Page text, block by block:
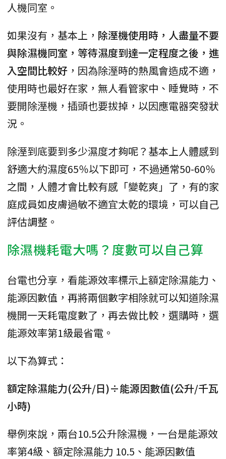
人機同室。
如果沒有，基本上， 除溼機使用時，人盡量不要
與除濕機同室，等待濕度到達一定程度之後，進
入空間比較好 ，因為除溼時的熱風會造成不適，
使用時也最好在家，無人看管家中、睡覺時，不
要開除溼機，插頭也要拔掉，以因應電器突發狀
況。
除溼到底要到多少濕度才夠呢？基本上人體感到
舒適大約濕度65％以下即可，不過通常50-60％
之間，人體才會比較有感「變乾爽」了，有的家
庭成員如皮膚過敏不適宜太乾的環境，可以自己
評估調整。
除濕機耗電大嗎？度數可以自己算
台電也分享，看能源效率標示上額定除濕能力、
能源因數值，再將兩個數字相除就可以知道除濕
機開一天耗電度數了，再去做比較，選購時，選
能源效率第1級最省電。
以下為算式：
額定除濕能力(公升/日)÷能源因數值(公升/千瓦
小時)
舉例來說，兩台10.5公升除濕機，一台是能源效
率第4級、額定除濕能力 10.5、能源因數值